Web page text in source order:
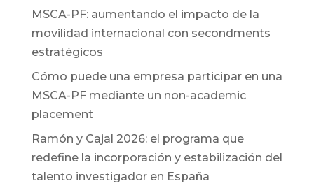
MSCA-PF: aumentando el impacto de la
movilidad internacional con secondments
estratégicos
Cómo puede una empresa participar en una
MSCA-PF mediante un non-academic
placement
Ramón y Cajal 2026: el programa que
redefine la incorporación y estabilización del
talento investigador en España